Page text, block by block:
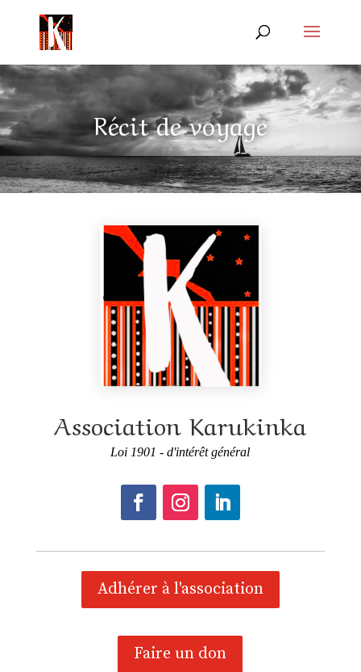
Récit de voyage
Association Karukinka
Loi 1901 - d'intérêt général
Adhérer à l'association
Faire un don